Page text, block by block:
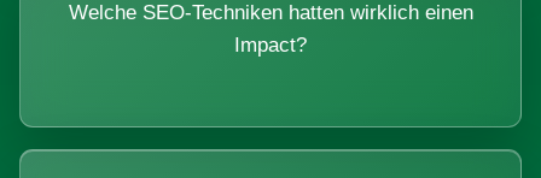
Welche SEO-Techniken hatten wirklich einen
Impact?